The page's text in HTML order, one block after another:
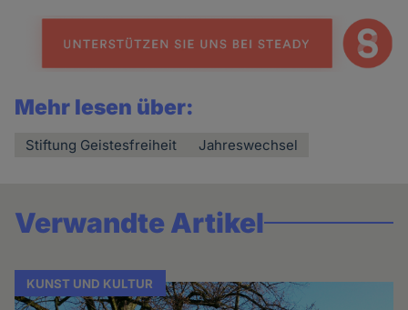
Mehr lesen über:
Stiftung Geistesfreiheit Jahreswechsel
Verwandte Artikel
KUNST UND KULTUR